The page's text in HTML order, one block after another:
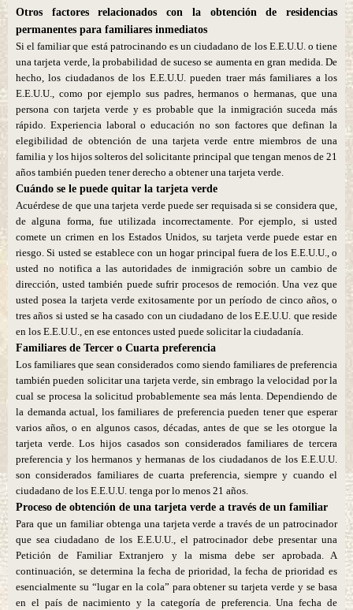
Otros factores relacionados con la obtención de residencias
permanentes para familiares inmediatos
Si el familiar que está patrocinando es un ciudadano de los E.E.U.U. o tiene
una tarjeta verde, la probabilidad de suceso se aumenta en gran medida. De
hecho, los ciudadanos de los E.E.U.U. pueden traer más familiares a los
E.E.U.U., como por ejemplo sus padres, hermanos o hermanas, que una
persona con tarjeta verde y es probable que la inmigración suceda más
rápido. Experiencia laboral o educación no son factores que definan la
elegibilidad de obtención de una tarjeta verde entre miembros de una
familia y los hijos solteros del solicitante principal que tengan menos de 21
años también pueden tener derecho a obtener una tarjeta verde.
Cuándo se le puede quitar la tarjeta verde
Acuérdese de que una tarjeta verde puede ser requisada si se considera que,
de alguna forma, fue utilizada incorrectamente. Por ejemplo, si usted
comete un crimen en los Estados Unidos, su tarjeta verde puede estar en
riesgo. Si usted se establece con un hogar principal fuera de los E.E.U.U., o
usted no notifica a las autoridades de inmigración sobre un cambio de
dirección, usted también puede sufrir procesos de remoción. Una vez que
usted posea la tarjeta verde exitosamente por un período de cinco años, o
tres años si usted se ha casado con un ciudadano de los E.E.U.U. que reside
en los E.E.U.U., en ese entonces usted puede solicitar la ciudadanía.
Familiares de Tercer o Cuarta preferencia
Los familiares que sean considerados como siendo familiares de preferencia
también pueden solicitar una tarjeta verde, sin embrago la velocidad por la
cual se procesa la solicitud probablemente sea más lenta. Dependiendo de
la demanda actual, los familiares de preferencia pueden tener que esperar
varios años, o en algunos casos, décadas, antes de que se les otorgue la
tarjeta verde. Los hijos casados son considerados familiares de tercera
preferencia y los hermanos y hermanas de los ciudadanos de los E.E.U.U.
son considerados familiares de cuarta preferencia, siempre y cuando el
ciudadano de los E.E.U.U. tenga por lo menos 21 años.
Proceso de obtención de una tarjeta verde a través de un familiar
Para que un familiar obtenga una tarjeta verde a través de un patrocinador
que sea ciudadano de los E.E.U.U., el patrocinador debe presentar una
Petición de Familiar Extranjero y la misma debe ser aprobada. A
continuación, se determina la fecha de prioridad, la fecha de prioridad es
esencialmente su “lugar en la cola” para obtener su tarjeta verde y se basa
en el país de nacimiento y la categoría de preferencia. Una fecha de